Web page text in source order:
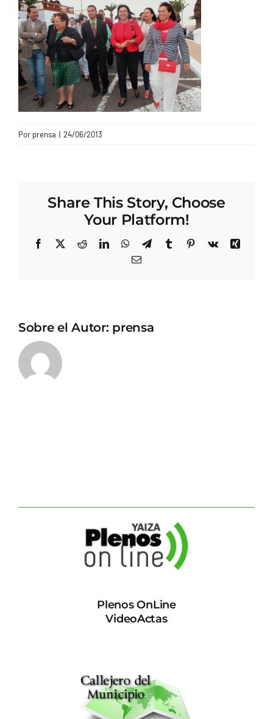
CONTACTO
Por prensa | 24/06/2013
Share This Story, Choose
Your Platform!
Facebook
X RedditLinkedInWhatsApp
TelegramTumblrPinterest
Vk
Xing
Correo
Sobre el Autor: prensa
Plenos OnLine
VideoActas